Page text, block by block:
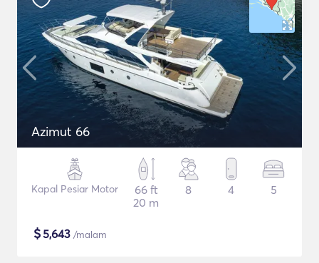
Azimut 66
Kapal Pesiar Motor
66 ft
20 m
8 4 5
$5,643 /malam